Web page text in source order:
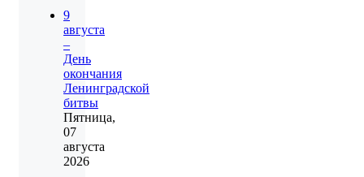
9
августа
–
День
окончания
Ленинградской
битвы
Пятница,
07
августа
2026